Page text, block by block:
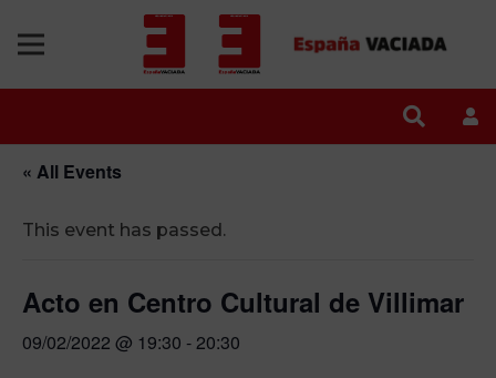
« All Events
This event has passed.
Acto en Centro Cultural de Villimar
09/02/2022 @ 19:30 -20:30